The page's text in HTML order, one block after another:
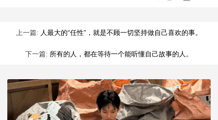
上一篇: 人最大的“任性”，就是不顾一切坚持做自己喜欢的事。
下一篇: 所有的人，都在等待一个能听懂自己故事的人。